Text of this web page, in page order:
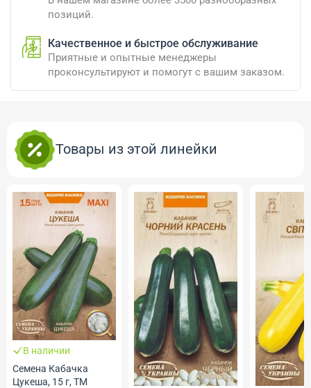
позиций.
Качественное и быстрое обслуживание
Приятные и опытные менеджеры
проконсультируют и помогут с вашим заказом.
Товары из этой линейки
В наличии
Семена Кабачка
Цукеша, 15 г, ТМ